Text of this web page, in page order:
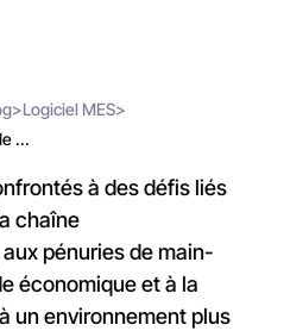
>Logiciel MES>
...
à des défis liés
chaîne
pénuries de main-
économique et à la
un environnement plus